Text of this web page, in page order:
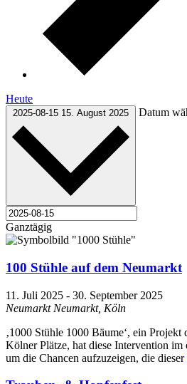
Heute
2025-08-15 15. August 2025 Datum
Ganztägig
100 Stühle auf dem Neumarkt
11. Juli 2025 - 30. September 2025
Neumarkt Neumarkt, Köln
‚1000 Stühle 1000 Bäume‘, ein Projekt
Kölner Plätze, hat diese Intervention im
um die Chancen aufzuzeigen, die dieser